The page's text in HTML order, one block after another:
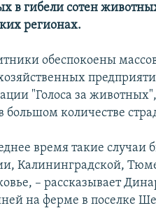
в гибели сотен
регионах.
обеспокоены
"Голоса за
большом количестве
время такие
Калининградской,
– рассказывает
на ферме в поселке